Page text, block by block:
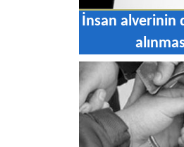
alverinin qarşısının